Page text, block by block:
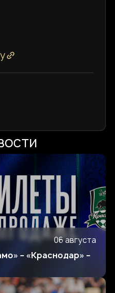
06 августа
– «Краснодар» –